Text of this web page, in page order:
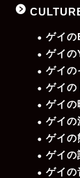
ゲイの
ゲイの
ゲイの
ゲイの
ゲイの
ゲイの
ゲイの
ゲイの
ゲイの